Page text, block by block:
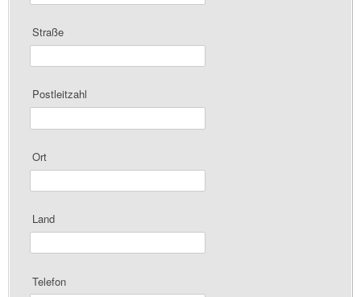
Straße
Postleitzahl
Ort
Land
Telefon